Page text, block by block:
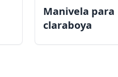
Manivela para
claraboya